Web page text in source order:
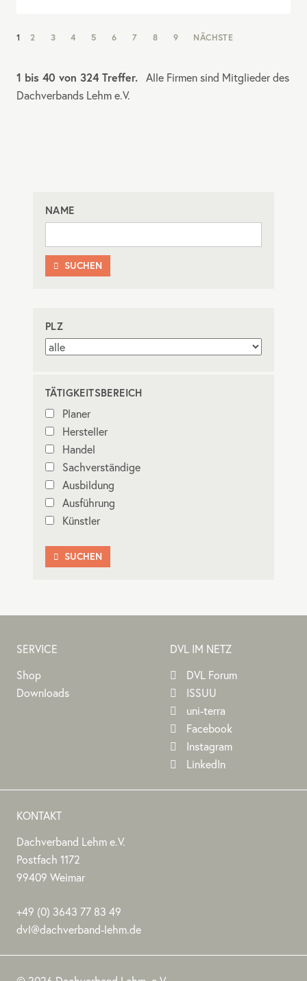
NAV:
1 2 3 4 5 6 7 8 9 NÄCHSTE
1 bis 40 von 324 Treffer. Alle Firmen sind Mitglieder des
Dachverbands Lehm e.V.
NAME
 SUCHEN
PLZ
TÄTIGKEITSBEREICH
Planer
Hersteller
Handel
Sachverständige
Ausbildung
Ausführung
Künstler
 SUCHEN
SERVICE
Shop
Downloads
DVL IM NETZ
DVL Forum
ISSUU
uni-terra
Facebook
Instagram
LinkedIn
KONTAKT
Dachverband Lehm e.V.
Stephan
Jörchel
Stephan
Jörchel
Dachverband
Lehm
Postfach 1172
99409 Weimar
+49 (0) 3643 77 83 49
dvl@dachverband-lehm.de
DACHVERBAND
LEHM
Bundesverband